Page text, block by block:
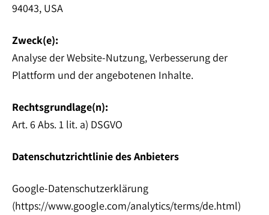
94043, USA
Zweck(e):
Analyse der Website-Nutzung, Verbesserung der
Plattform und der angebotenen Inhalte.
Rechtsgrundlage(n):
Art. 6 Abs. 1 lit. a) DSGVO
Datenschutzrichtlinie des Anbieters
Google-Datenschutzerklärung
(https://www.google.com/analytics/terms/de.html)